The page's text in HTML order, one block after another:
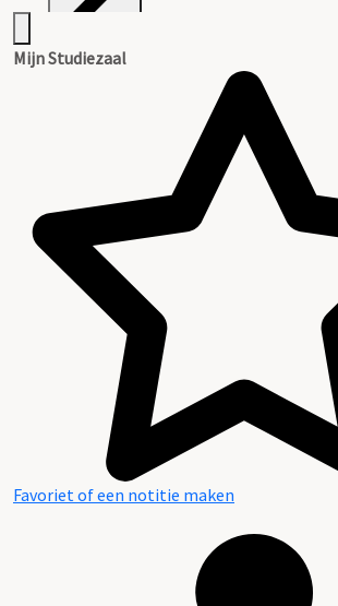
Mijn Studiezaal
Favoriet of een notitie maken